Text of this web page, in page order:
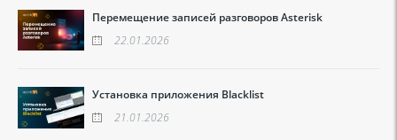
Перемещение записей разговоров Asterisk
22.01.2026
Установка приложения Blacklist
21.01.2026